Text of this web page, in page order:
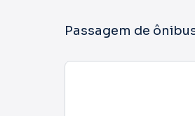
Passagem de